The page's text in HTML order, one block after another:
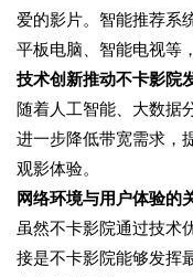
爱的影片。智能推荐系
平板电脑、智能电视等
技术创新推动不卡影院
随着人工智能、大数据
进一步降低带宽需求，
观影体验。
网络环境与用户体验的
虽然不卡影院通过技术
接是不卡影院能够发挥